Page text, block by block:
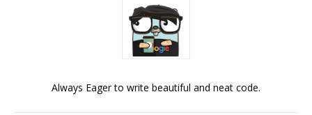
Always Eager to write beautiful and neat code.